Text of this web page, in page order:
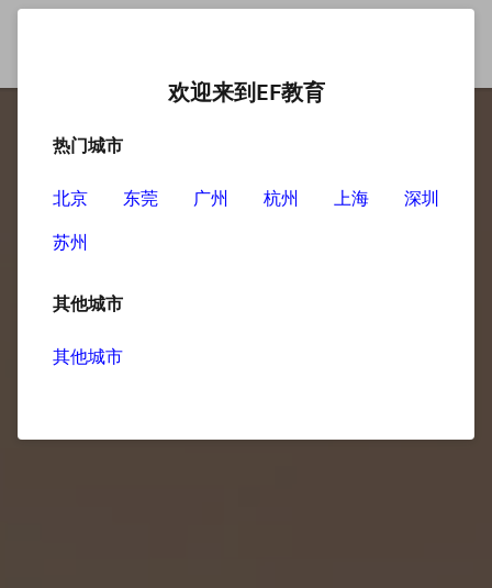
欢迎来到EF教育
热门城市
北京 东莞 广州 杭州 上海
深圳
苏州
其他城市
其他城市